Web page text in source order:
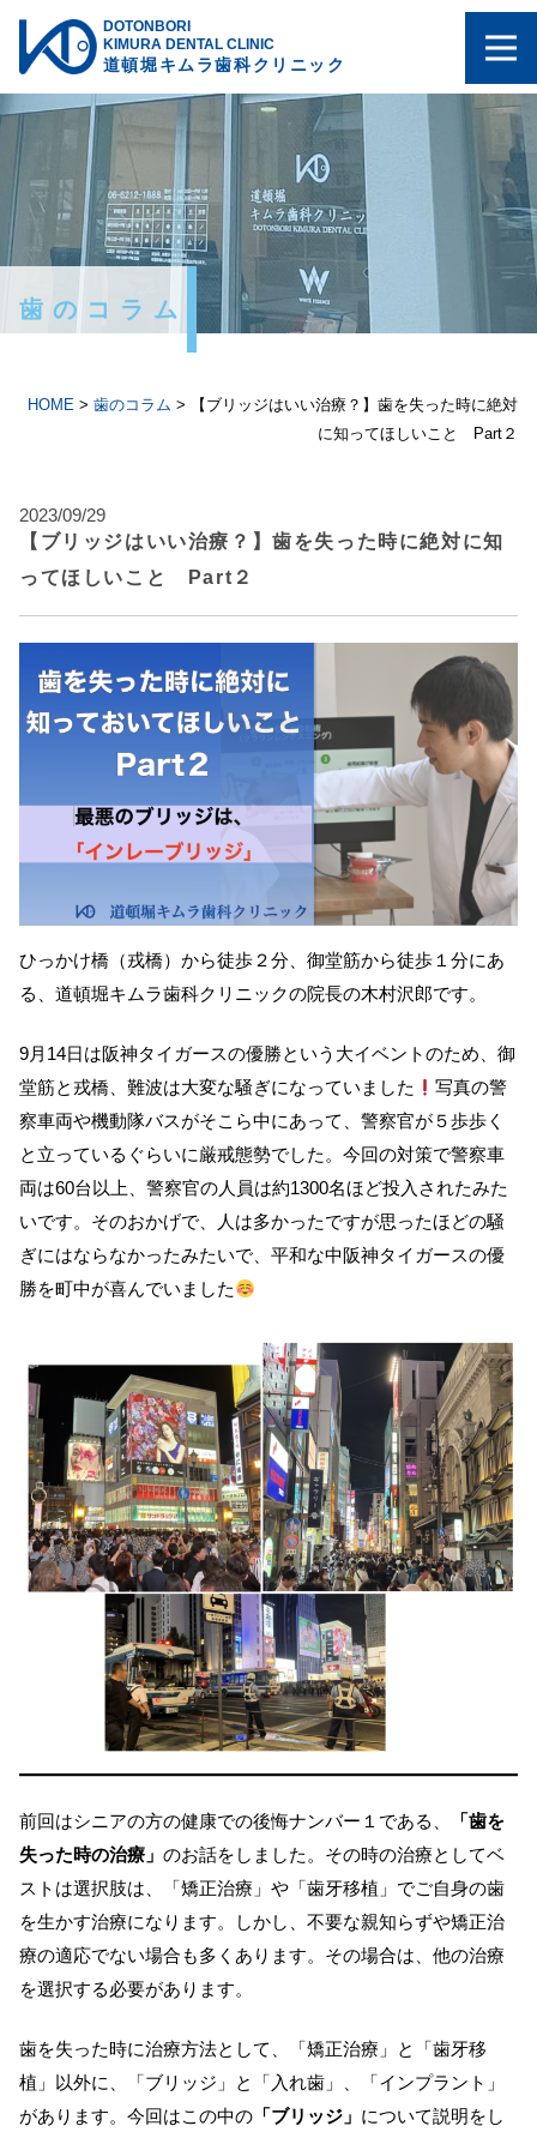
DOTONBORI
KIMURA DENTAL CLINIC
道頓堀キムラ歯科クリニック
歯のコラム
HOME > 歯のコラム >
【ブリッジはいい治療？】歯を失った時に絶対
に知ってほしいこと Part２
2023/09/29
【ブリッジはいい治療？】歯を失った時に絶対に知
ってほしいこと Part２
ひっかけ橋（戎橋）から徒歩２分、御堂筋から徒歩１分にあ
る、道頓堀キムラ歯科クリニックの院長の木村沢郎です。
9月14日は阪神タイガースの優勝という大イベントのため、御
堂筋と戎橋、難波は大変な騒ぎになっていました
写真の警
察車両や機動隊バスがそこら中にあって、警察官が５歩歩く
と立っているぐらいに厳戒態勢でした。今回の対策で警察車
両は60台以上、警察官の人員は約1300名ほど投入されたみた
いです。そのおかげで、人は多かったですが思ったほどの騒
ぎにはならなかったみたいで、平和な中阪神タイガースの優
勝を町中が喜んでいました
前回はシニアの方の健康での後悔ナンバー１である、
「歯を
失った時の治療」 のお話をしました。その時の治療としてベ
ストは選択肢は、「矯正治療」や「歯牙移植」でご自身の歯
を生かす治療になります。しかし、不要な親知らずや矯正治
療の適応でない場合も多くあります。その場合は、他の治療
を選択する必要があります。
歯を失った時に治療方法として、「矯正治療」と「歯牙移
植」以外に、「ブリッジ」と「入れ歯」、「インプラント」
があります。今回はこの中の 「ブリッジ」 について説明をし